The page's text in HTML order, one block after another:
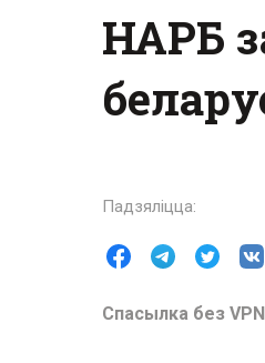
НАРБ
Спасылка без VPN